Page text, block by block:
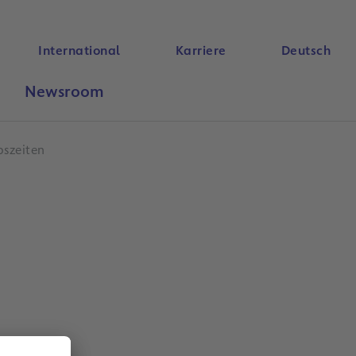
International Karriere Deutsch
Newsroom